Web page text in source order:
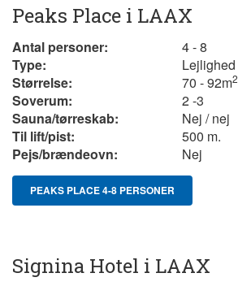
Peaks Place i LAAX
Antal personer:
4 - 8
Type:
Lejlighed
Størrelse:
70 - 92m2
Soverum:
2 -3
Sauna/tørreskab:
Nej / nej
Til lift/pist:
500 m.
Pejs/brændeovn:
Nej
PEAKS PLACE 4-8 PERSONER
Signina Hotel i LAAX